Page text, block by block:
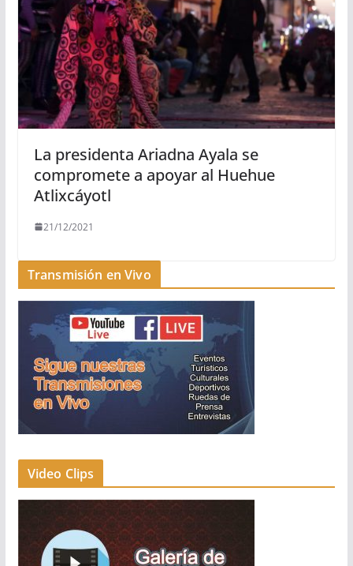
La presidenta Ariadna Ayala se
compromete a apoyar al Huehue
Atlixcáyotl
21/12/2021
Transmisión en Vivo
Video Clips